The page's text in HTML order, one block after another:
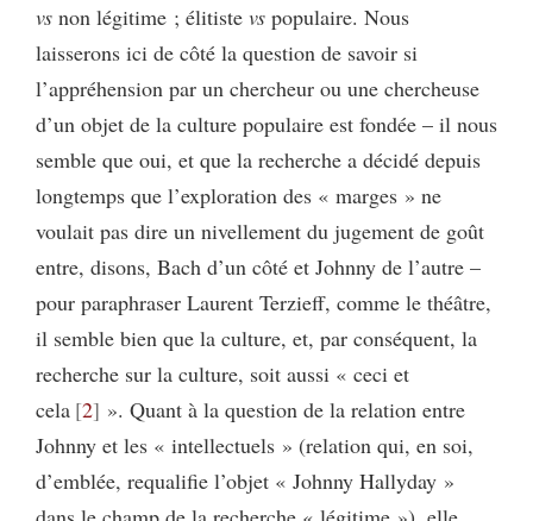
vs non légitime ; élitiste vs populaire. Nous
laisserons ici de côté la question de savoir si
l’appréhension par un chercheur ou une chercheuse
d’un objet de la culture populaire est fondée – il nous
semble que oui, et que la recherche a décidé depuis
longtemps que l’exploration des « marges » ne
voulait pas dire un nivellement du jugement de goût
entre, disons, Bach d’un côté et Johnny de l’autre –
pour paraphraser Laurent Terzieff, comme le théâtre,
il semble bien que la culture, et, par conséquent, la
recherche sur la culture, soit aussi « ceci et
cela 2 ». Quant à la question de la relation entre
Johnny et les « intellectuels » (relation qui, en soi,
d’emblée, requalifie l’objet « Johnny Hallyday »